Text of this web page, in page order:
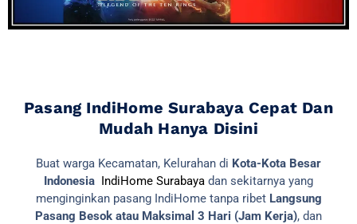
Pasang IndiHome Surabaya Cepat Dan
Mudah Hanya Disini
Buat warga Kecamatan, Kelurahan di Kota-Kota Besar
Indonesia IndiHome Surabaya dan sekitarnya yang
menginginkan pasang IndiHome tanpa ribet Langsung
Pasang Besok atau Maksimal 3 Hari (Jam Kerja), dan